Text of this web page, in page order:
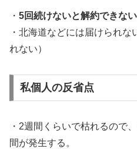
・ 5回続けないと解約できない
・北海道などには届けられ
れない）
私個人の反省点
・2週間くらいで枯れるので
間が発生する。